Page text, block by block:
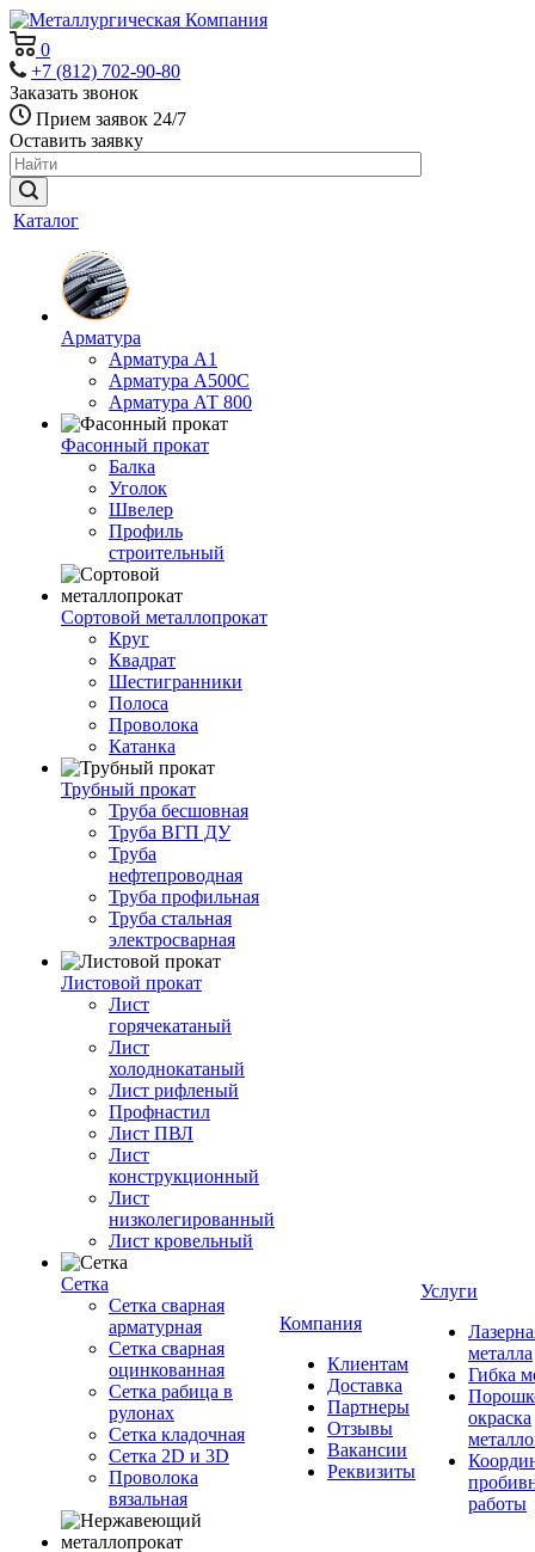
0
+7 (812) 702-90-80
Заказать звонок
Прием заявок 24/7
Оставить заявку
Каталог
Арматура
Арматура А1
Арматура А500С
Арматура АТ 800
Фасонный прокат
Балка
Уголок
Швелер
Профиль
строительный
Сортовой металлопрокат
Круг
Квадрат
Шестигранники
Полоса
Проволока
Катанка
Трубный прокат
Труба бесшовная
Труба ВГП ДУ
Труба
нефтепроводная
Труба профильная
Труба стальная
электросварная
Листовой прокат
Лист
горячекатаный
Лист
холоднокатаный
Лист рифленый
Профнастил
Лист ПВЛ
Лист
конструкционный
Лист
низколегированный
Лист кровельный
Сетка
Сетка сварная
арматурная
Сетка сварная
оцинкованная
Сетка рабица в
рулонах
Сетка кладочная
Сетка 2D и 3D
Проволока
вязальная
Компания
Клиентам
Доставка
Партнеры
Отзывы
Вакансии
Реквизиты
Услуги
металла
Гибка
окраска
работы